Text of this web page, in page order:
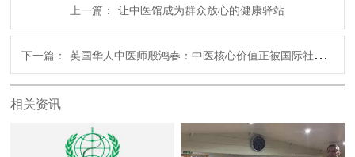
上一篇： 让中医馆成为群众放心的健康驿站
下一篇： 英国华人中医师殷鸿春：中医核心价值正被国际社会重新认知
相关资讯